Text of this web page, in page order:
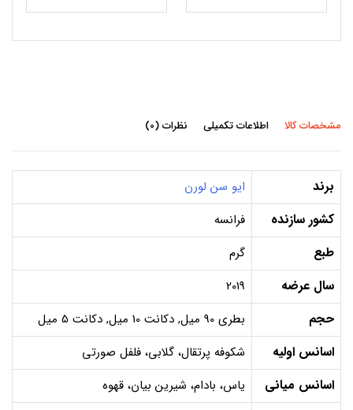
مشخصات کالا اطلاعات تکمیلی نظرات (0)
برند ایو سن لورن
کشور سازنده فرانسه
طبع گرم
سال عرضه 2019
حجم بطری 90 میل, دکانت 10 میل, دکانت 5 میل
اسانس اولیه شکوفه پرتقال، گلابی، فلفل صورتی
اسانس میانی یاس، بادام، شیرین بیان، قهوه